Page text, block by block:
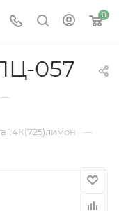
0
057
—
14К(725)лимон —